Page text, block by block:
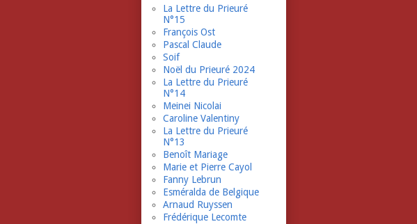
La Lettre du Prieuré
N°15
François Ost
Pascal Claude
Soif
Noël du Prieuré 2024
La Lettre du Prieuré
N°14
Meinei Nicolai
Caroline Valentiny
La Lettre du Prieuré
N°13
Benoît Mariage
Marie et Pierre Cayol
Fanny Lebrun
Esméralda de Belgique
Arnaud Ruyssen
Frédérique Lecomte